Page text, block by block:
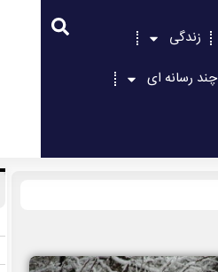
زندگی
چند رسانه ای